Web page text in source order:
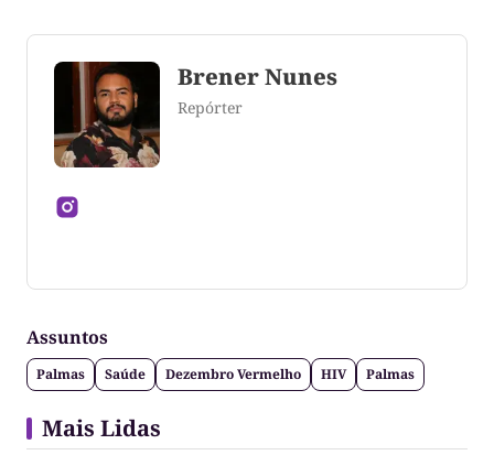
Brener Nunes
Repórter
Tocantins
Assuntos
Palmas Saúde Dezembro Vermelho HIV Palmas
Mais Lidas